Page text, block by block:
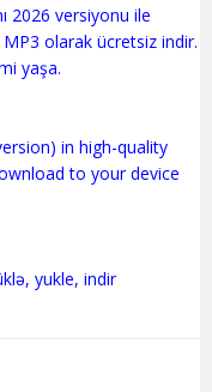
2026 versiyonu ile
olarak ücretsiz indir.
yaşa.
in high-quality
to your device